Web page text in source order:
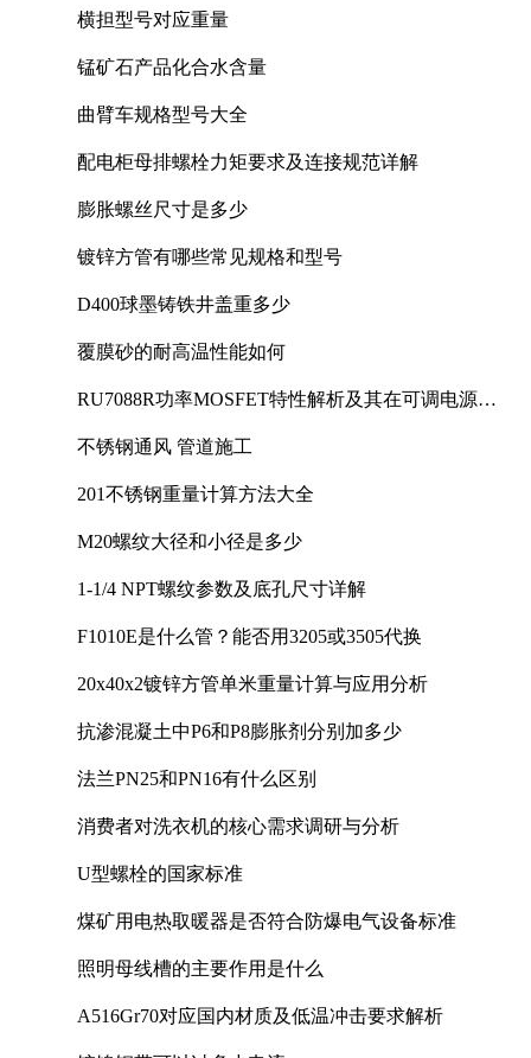
横担型号对应重量
锰矿石产品化合水含量
曲臂车规格型号大全
配电柜母排螺栓力矩要求及连接规范详解
膨胀螺丝尺寸是多少
镀锌方管有哪些常见规格和型号
D400球墨铸铁井盖重多少
覆膜砂的耐高温性能如何
RU7088R功率MOSFET特性解析及其在可调电源设
不锈钢通风 管道施工
201不锈钢重量计算方法大全
M20螺纹大径和小径是多少
1-1/4 NPT螺纹参数及底孔尺寸详解
F1010E是什么管？能否用3205或3505代换
20x40x2镀锌方管单米重量计算与应用分析
抗渗混凝土中P6和P8膨胀剂分别加多少
法兰PN25和PN16有什么区别
消费者对洗衣机的核心需求调研与分析
U型螺栓的国家标准
煤矿用电热取暖器是否符合防爆电气设备标准
照明母线槽的主要作用是什么
A516Gr70对应国内材质及低温冲击要求解析